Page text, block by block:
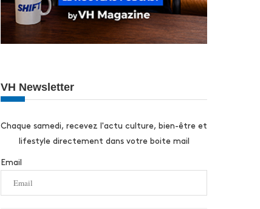
VH Newsletter
Chaque samedi, recevez l'actu culture, bien-être et
lifestyle directement dans votre boite mail
Email